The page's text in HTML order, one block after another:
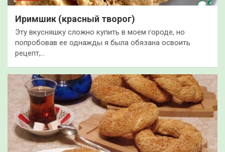
Иримшик (красный творог)
Эту вкусняшку сложно купить в моем городе, но
попробовав ее однажды я была обязана освоить
рецепт,…